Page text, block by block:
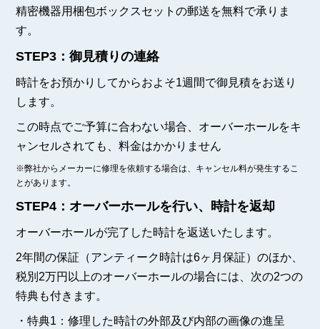
精密機器用梱包ボックスセットの郵送を無料で承りま
す。
STEP3：御見積りの連絡
時計をお預かりしてからおよそ1週間で御見積をお送り
します。
この時点でご予算に合わない場合、オーバーホールをキ
ャンセルされても、料金はかかりません
※弊社からメーカーに修理を依頼する場合は、キャンセル料が発生するこ
とがあります。
STEP4：オーバーホールを行い、時計を返却
オーバーホールが完了した時計を返送いたします。
2年間の保証（アンティーク時計は6ヶ月保証）のほか、
税別2万円以上のオーバーホールの場合には、次の2つの
特典も付きます。
・特典1：修理した時計の外部及び内部の画像の進呈